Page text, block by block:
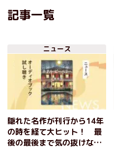
記事一覧
ニュース
隠れた名作が刊行から14年
の時を経て大ヒット！ 最
後の最後まで気の抜けない